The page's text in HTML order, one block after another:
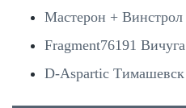
Мастерон + Винстрол
Fragment76191 Вичуга
D-Aspartic Тимашевск